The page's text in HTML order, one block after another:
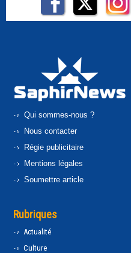
Qui sommes-nous ?
Nous contacter
Régie publicitaire
Mentions légales
Soumettre article
Rubriques
Actualité
Culture